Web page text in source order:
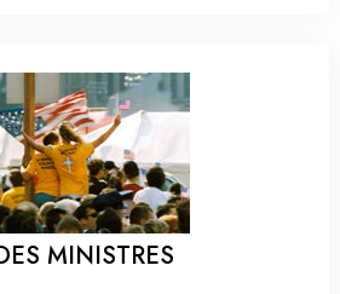
MINISTRES